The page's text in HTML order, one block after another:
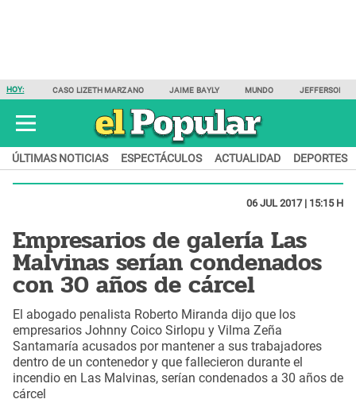
HOY: CASO LIZETH MARZANO JAIME BAYLY MUNDO JEFFERSON
ÚLTIMAS NOTICIAS ESPECTÁCULOS ACTUALIDAD DEPORTES
06 JUL 2017 | 15:15 H
Empresarios de galería Las
Malvinas serían condenados
con 30 años de cárcel
El abogado penalista Roberto Miranda dijo que los
empresarios Johnny Coico Sirlopu y Vilma Zeña
Santamaría acusados por mantener a sus trabajadores
dentro de un contenedor y que fallecieron durante el
incendio en Las Malvinas, serían condenados a 30 años de
cárcel